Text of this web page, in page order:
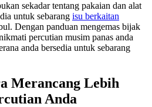
sekadar tentang pakaian dan alat
untuk sebarang isu berkaitan
Dengan panduan mengemas bijak
percutian musim panas anda
anda bersedia untuk sebarang
Merancang Lebih
Anda